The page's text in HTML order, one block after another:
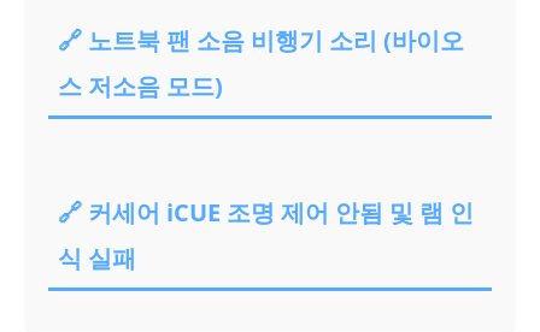
🔗 노트북 팬 소음 비행기 소리 (바이오
스 저소음 모드)
🔗 커세어 iCUE 조명 제어 안됨 및 램 인
식 실패